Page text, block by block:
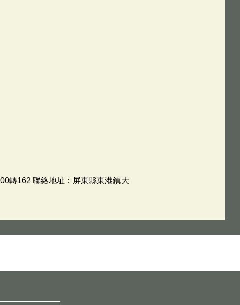
轉162 聯絡地址：屏東縣東港鎮大